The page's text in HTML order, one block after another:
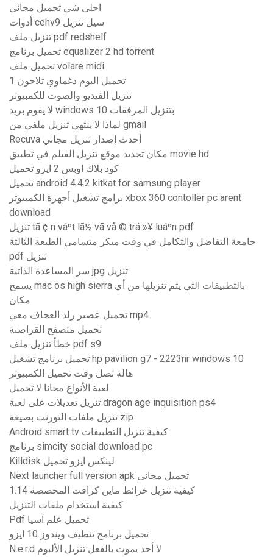
احلى شي تحميل مجاني
أدوات cehv9 سيل تنزيل
تنزيل ملف pdf redshelf
تحميل برنامج equalizer 2 hd torrent
تحميل ملف volare midi
تحميل البوم دغماوي تلاحون 1
تنزيل الفيديو والصوت للكمبيوتر
لا يقوم بريد windows 10 بتنزيل المرفقات
لماذا لا ينتهي تنزيل ملفي من gmail
Recuva أحدث إصدار تنزيل مجاني
مكان تحديد موقع تنزيل الفيلم في تطبيق movie hd
كود بلاك اوبس 2 ايزو تحميل
تحميل android 4.4.2 kitkat for samsung player
برامج تشغيل أجهزة الكمبيوتر xbox 360 contoller pc arent
download
تنزيل tã ¢ n váºt lã½ vã vå © trá »¥ luáºn pdf
جامعة التفاضل والتكامل في وقت مبكر متسامي الطبعة الثالثة
pdf تنزيل
سر المساعدة الذاتية jpg تنزيل
يسمح mac os high sierra بالتطبيقات التي يتم تنزيلها من أي
مكان
تحميل عصير رلد العجاف معي mp4
تحميل متصفح القراصنة
خطأ تنزيل ملف pdf s9
تحميل برنامج تشغيل hp pavilion g7 - 2223nr windows 10
هالة تصل وقت تحميل الكمبيوتر
لعبة الأنواع مجانا لا تحميل
تنزيل تعديلات على لعبة dragon age inquisition ps4
تنزيل ملفات التورنت بصيغة zip
Android smart tv كيفية تنزيل التطبيقات
برنامج simcity social download pc
Killdisk لينكس ايزو تحميل
Next launcher full version apk تحميل مجاني
كيفية تنزيل خرائط ماين كرافت المخصصة 1.14
كيفية استخدام ملفات التنزيل
Pdf تحميل علم آسيا
تحميل برنامج تنظيف ويندوز 10 ايزو
N.e.r.d لا أحد يموت بالفعل تنزيل الألبوم